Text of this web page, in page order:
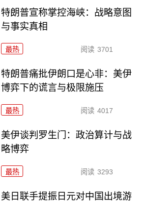
特朗普宣称掌控海峡：战略意图
与事实真相
最热 阅读 3701
特朗普痛批伊朗口是心非：美伊
博弈下的谎言与极限施压
最热 阅读 4017
美伊谈判罗生门：政治算计与战
略博弈
最热 阅读 3293
美日联手提振日元对中国出境游